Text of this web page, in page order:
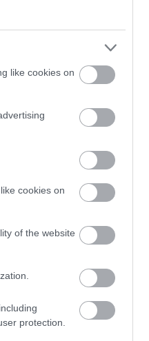
like cookies on
cookies on
of the website
protection.
jack skellington
2012 2011
Takács Máté
150-141 140-131
110-101 100-091
asiafan
az igazi